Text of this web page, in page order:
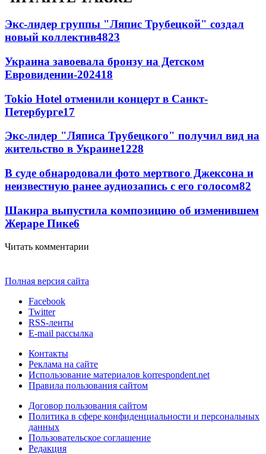
Экс-лидер группы "Ляпис Трубецкой" создал
новый коллектив4823
Украина завоевала бронзу на Детском
Евровидении-202418
Tokio Hotel отменили концерт в Санкт-
Петербурге17
Экс-лидер "Ляписа Трубецкого" получил вид на
жительство в Украине1228
В суде обнародовали фото мертвого Джексона и
неизвестную ранее аудиозапись с его голосом82
Шакира выпустила композицию об изменившем
Жераре Пике6
Читать комментарии
Полная версия сайта
Facebook
Twitter
RSS-ленты
E-mail рассылка
Контакты
Реклама на сайте
Использование материалов korrespondent.net
Правила пользования сайтом
Договор пользования сайтом
Политика в сфере конфиденциальности и персональных
данных
Пользовательское соглашение
Редакция